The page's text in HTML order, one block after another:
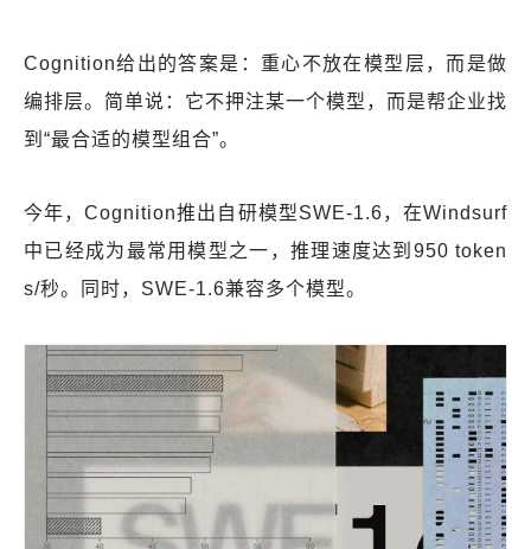
Cognition给出的答案是：重心不放在模型层，而是做
编排层。简单说：它不押注某一个模型，而是帮企业找
到“最合适的模型组合”。
今年，Cognition推出自研模型SWE-1.6，在Windsurf
中已经成为最常用模型之一，推理速度达到950 token
s/秒。同时，SWE-1.6兼容多个模型。